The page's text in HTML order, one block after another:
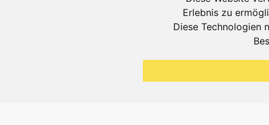
Erlebnis zu
Diese Technologien
Jobs
Impressum